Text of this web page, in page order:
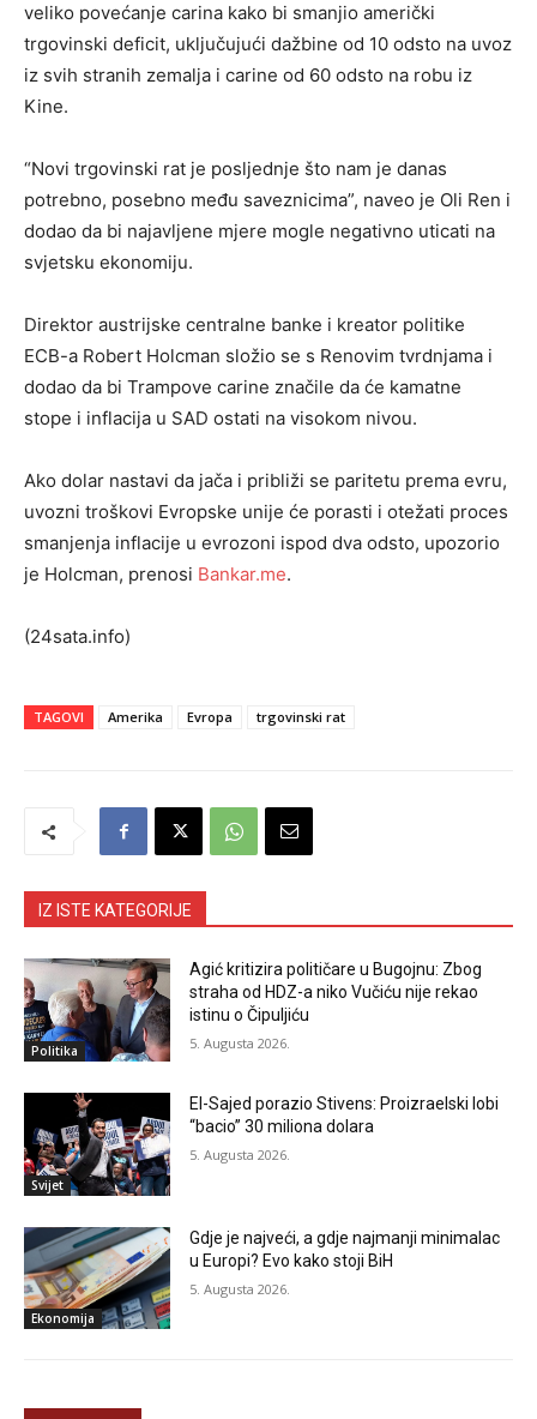
veliko povećanje carina kako bi smanjio američki
trgovinski deficit, uključujući dažbine od 10 odsto na uvoz
iz svih stranih zemalja i carine od 60 odsto na robu iz
Kine.
“Novi trgovinski rat je posljednje što nam je danas
potrebno, posebno među saveznicima”, naveo je Oli Ren i
dodao da bi najavljene mjere mogle negativno uticati na
svjetsku ekonomiju.
Direktor austrijske centralne banke i kreator politike
ECB-a Robert Holcman složio se s Renovim tvrdnjama i
dodao da bi Trampove carine značile da će kamatne
stope i inflacija u SAD ostati na visokom nivou.
Ako dolar nastavi da jača i približi se paritetu prema evru,
uvozni troškovi Evropske unije će porasti i otežati proces
smanjenja inflacije u evrozoni ispod dva odsto, upozorio
je Holcman, prenosi Bankar.me.
(24sata.info)
TAGOVI Amerika Evropa trgovinski rat
IZ ISTE KATEGORIJE
Politika
Agić kritizira političare u Bugojnu: Zbog
straha od HDZ-a niko Vučiću nije rekao
istinu o Čipuljiću
5. Augusta 2026.
Svijet
El-Sajed porazio Stivens: Proizraelski lobi
“bacio” 30 miliona dolara
5. Augusta 2026.
Ekonomija
Gdje je najveći, a gdje najmanji minimalac
u Europi? Evo kako stoji BiH
5. Augusta 2026.